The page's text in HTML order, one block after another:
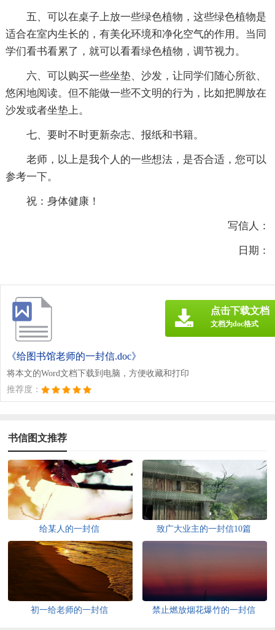
五、可以在桌子上放一些绿色植物，这些绿色植物是
适合在室内生长的，有美化环境和净化空气的作用。当同
学们看书看累了，就可以看看绿色植物，调节视力。
六、可以购买一些坐垫、沙发，让同学们随心所欲、
悠闲地阅读。但不能做一些不文明的行为，比如把脚放在
沙发或者坐垫上。
七、要时不时更新杂志、报纸和书籍。
老师，以上是我个人的一些想法，是否合适，您可以
参考一下。
祝：身体健康！
写信人：
日期：
《给图书馆老师的一封信.doc》
将本文的Word文档下载到电脑，方便收藏和打印
推荐度：
点击下载文档
文档为doc格式
书信图文推荐
给某人的一封信 致广大业主的一封信10篇
初一给老师的一封信 禁止燃放烟花爆竹的一封信